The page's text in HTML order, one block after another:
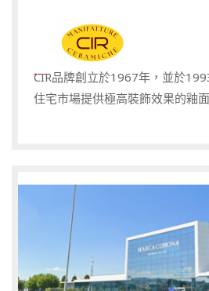
CIR品牌創立於1967年，並於
住宅市場提供極高裝飾效果的釉
寸瓷磚，深受年輕活力客戶群的
新產品風格，並持續探索色彩、
目標客戶的各種需求。 Cir始終秉
理解，不斷創新，從深耕陶瓷文
沿，始終保持著對陶瓷產品以及
產品的敏銳洞察力。